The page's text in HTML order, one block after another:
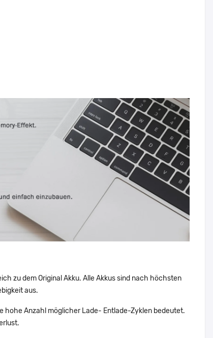
zu dem Original Akku. Alle Akkus sind nach höchsten
aus.
hohe Anzahl möglicher Lade- Entlade-Zyklen bedeutet.